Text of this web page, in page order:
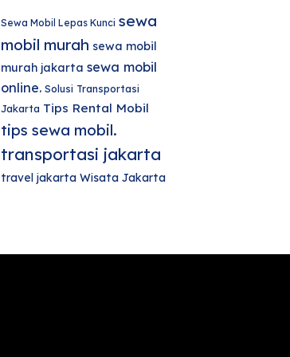
Sewa Mobil Lepas Kunci sewa
mobil murah sewa mobil
murah jakarta sewa mobil
online. Solusi Transportasi
Jakarta Tips Rental Mobil
tips sewa mobil.
transportasi jakarta
travel jakarta Wisata Jakarta